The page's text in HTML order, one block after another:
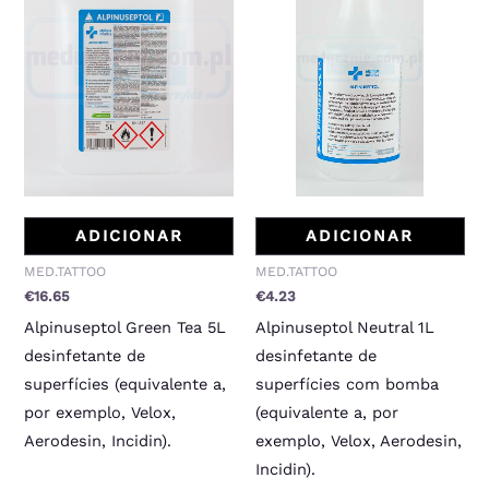
ADICIONAR
MED.TATTOO
€16.65
Alpinuseptol Green Tea 5L
desinfetante de
superfícies (equivalente a,
por exemplo, Velox,
Aerodesin, Incidin).
ADICIONAR
MED.TATTOO
€4.23
Alpinuseptol Neutral 1L
desinfetante de
superfícies com bomba
(equivalente a, por
exemplo, Velox, Aerodesin,
Incidin).